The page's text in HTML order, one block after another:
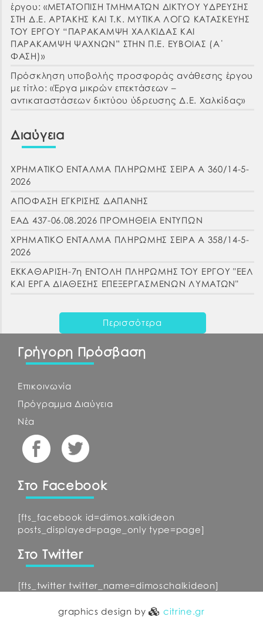
έργου: «ΜΕΤΑΤΟΠΙΣΗ ΤΜΗΜΑΤΩΝ ΔΙΚΤΥΟΥ ΥΔΡΕΥΣΗΣ
ΣΤΗ Δ.Ε. ΑΡΤΑΚΗΣ ΚΑΙ Τ.Κ. ΜΥΤΙΚΑ ΛΟΓΩ ΚΑΤΑΣΚΕΥΗΣ
ΤΟΥ ΕΡΓΟΥ “ΠΑΡΑΚΑΜΨΗ ΧΑΛΚΙΔΑΣ ΚΑΙ
ΠΑΡΑΚΑΜΨΗ ΨΑΧΝΩΝ” ΣΤΗΝ Π.Ε. ΕΥΒΟΙΑΣ (Α΄
ΦΑΣΗ)»
Πρόσκληση υποβολής προσφοράς ανάθεσης έργου
με τίτλο: «Έργα μικρών επεκτάσεων –
αντικαταστάσεων δικτύου ύδρευσης Δ.Ε. Χαλκίδας»
Διαύγεια
ΧΡΗΜΑΤΙΚΟ ΕΝΤΑΛΜΑ ΠΛΗΡΩΜΗΣ ΣΕΙΡΑ Α 360/14-5-
2026
ΑΠΟΦΑΣΗ ΕΓΚΡΙΣΗΣ ΔΑΠΑΝΗΣ
ΕΑΔ 437-06.08.2026 ΠΡΟΜΗΘΕΙΑ ΕΝΤΥΠΩΝ
ΧΡΗΜΑΤΙΚΟ ΕΝΤΑΛΜΑ ΠΛΗΡΩΜΗΣ ΣΕΙΡΑ Α 358/14-5-
2026
ΕΚΚΑΘΑΡΙΣΗ-7η ΕΝΤΟΛΗ ΠΛΗΡΩΜΗΣ ΤΟΥ ΕΡΓΟΥ "ΕΕΛ
ΚΑΙ ΕΡΓΑ ΔΙΑΘΕΣΗΣ ΕΠΕΞΕΡΓΑΣΜΕΝΩΝ ΛΥΜΑΤΩΝ"
Περισσότερα
Γρήγορη Πρόσβαση
Επικοινωνία
Πρόγραμμα Διαύγεια
Νέα
Στο Facebook
[fts_facebook id=dimos.xalkideon
posts_displayed=page_only type=page]
Στο Twitter
[fts_twitter twitter_name=dimoschalkideon]
graphics design by citrine.gr